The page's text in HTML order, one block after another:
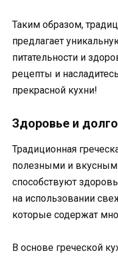
Таким образом,
предлагает
питательности и
рецепты и
прекрасной кухни!
Здоровье и
Традиционная
полезными и
способствуют
на использовании
которые содержат
В основе греческой